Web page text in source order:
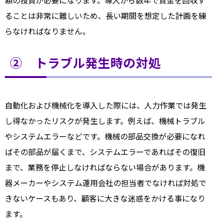
ることは非常に難しいため、長い期間を想定した計画を練
らなければなりません。
② トラブル発生時の対処
自動化および機械化を導入した際には、人力作業では発生
し得なかったリスクが発生します。例えば、機械トラブル
やシステムエラーなどです。機械の部品交換が必要になれ
ばその部品が届くまで、システムエラーであればその復旧
まで、業務を停止しなければならない場合があります。機
器メーカーやシステム運用会社の担当者でなければ対処で
きないケースもあり、顧客に大きな迷惑をかける事になり
ます。